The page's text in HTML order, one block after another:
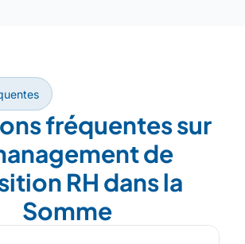
fréquentes sur
de
RH dans la
Somme